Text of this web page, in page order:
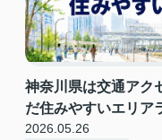
神奈川県は交通アク
だ住みやすいエリア
2026.05.26